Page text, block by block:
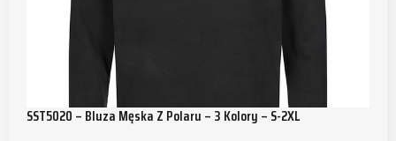
SST5020 – Bluza Męska Z Polaru – 3 Kolory – S-2XL